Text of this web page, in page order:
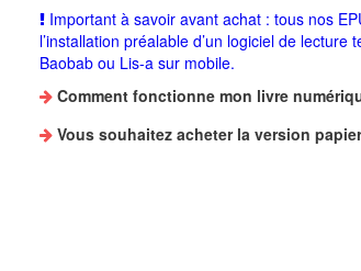
Important à savoir avant achat : tous nos
l’installation préalable d’un logiciel de
Baobab ou Lis-a sur mobile.
Comment fonctionne mon livre
Vous souhaitez acheter la version papier